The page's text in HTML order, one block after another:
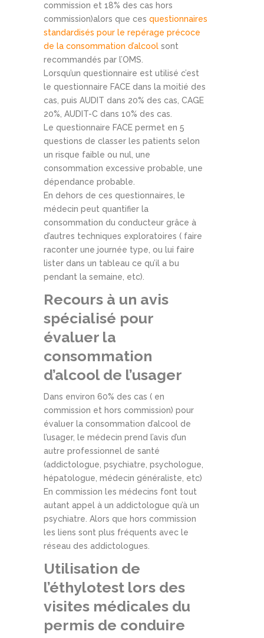
commission et 18% des cas hors
commission)alors que ces questionnaires
standardisés pour le repérage précoce
de la consommation d’alcool sont
recommandés par l’OMS.
Lorsqu’un questionnaire est utilisé c’est
le questionnaire FACE dans la moitié des
cas, puis AUDIT dans 20% des cas, CAGE
20%, AUDIT-C dans 10% des cas.
Le questionnaire FACE permet en 5
questions de classer les patients selon
un risque faible ou nul, une
consommation excessive probable, une
dépendance probable.
En dehors de ces questionnaires, le
médecin peut quantifier la
consommation du conducteur grâce à
d’autres techniques exploratoires ( faire
raconter une journée type, ou lui faire
lister dans un tableau ce qu’il a bu
pendant la semaine, etc).
Recours à un avis
spécialisé pour
évaluer la
consommation
d’alcool de l’usager
Dans environ 60% des cas ( en
commission et hors commission) pour
évaluer la consommation d’alcool de
l’usager, le médecin prend l’avis d’un
autre professionnel de santé
(addictologue, psychiatre, psychologue,
hépatologue, médecin généraliste, etc)
En commission les médecins font tout
autant appel à un addictologue qu’à un
psychiatre. Alors que hors commission
les liens sont plus fréquents avec le
réseau des addictologues.
Utilisation de
l’éthylotest lors des
visites médicales du
permis de conduire